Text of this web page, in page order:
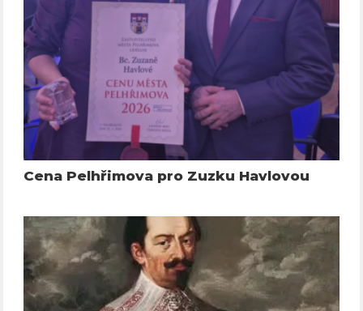
Cena Pelhřimova pro Zuzku Havlovou